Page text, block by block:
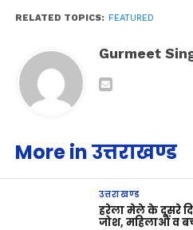
RELATED TOPICS: FEATURED
Gurmeet
More in उत्तराखण्ड
उत्तराखण्ड
हरेला मेले के दूसरे
जोश, महिलाओं व